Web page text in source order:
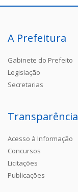
A Prefeitura
Gabinete do Prefeito
Legislação
Secretarias
Transparência
Acesso à Informação
Concursos
Licitações
Publicações